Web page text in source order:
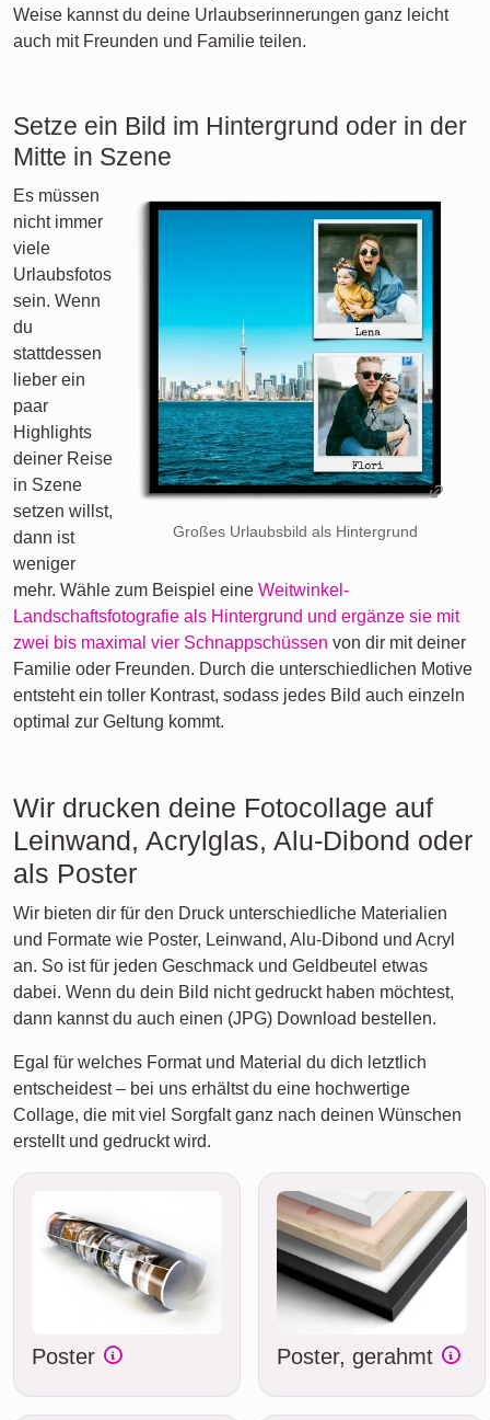
Weise kannst du deine Urlaubserinnerungen ganz leicht
auch mit Freunden und Familie teilen.
Setze ein Bild im Hintergrund oder in der
Mitte in Szene
Großes Urlaubsbild als Hintergrund
Es müssen
nicht immer
viele
Urlaubsfotos
sein. Wenn
du
stattdessen
lieber ein
paar
Highlights
deiner Reise
in Szene
setzen willst,
dann ist
weniger
mehr. Wähle zum Beispiel eine Weitwinkel-
Landschaftsfotografie als Hintergrund und ergänze sie mit
zwei bis maximal vier Schnappschüssen von dir mit deiner
Familie oder Freunden. Durch die unterschiedlichen Motive
entsteht ein toller Kontrast, sodass jedes Bild auch einzeln
optimal zur Geltung kommt.
Wir drucken deine Fotocollage auf
Leinwand, Acrylglas, Alu-Dibond oder
als Poster
Wir bieten dir für den Druck unterschiedliche Materialien
und Formate wie Poster, Leinwand, Alu-Dibond und Acryl
an. So ist für jeden Geschmack und Geldbeutel etwas
dabei. Wenn du dein Bild nicht gedruckt haben möchtest,
dann kannst du auch einen (JPG) Download bestellen.
Egal für welches Format und Material du dich letztlich
entscheidest – bei uns erhältst du eine hochwertige
Collage, die mit viel Sorgfalt ganz nach deinen Wünschen
erstellt und gedruckt wird.
Poster Poster, gerahmt